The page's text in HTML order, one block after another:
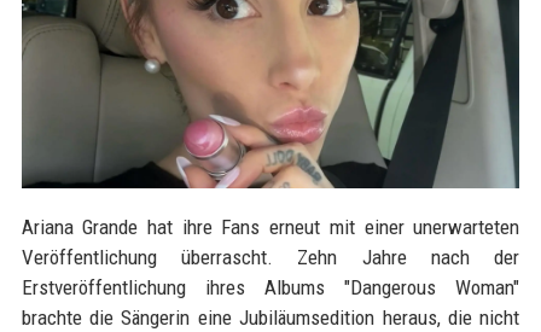
Ariana Grande hat ihre Fans erneut mit einer unerwarteten
Veröffentlichung überrascht. Zehn Jahre nach der
Erstveröffentlichung ihres Albums "Dangerous Woman"
brachte die Sängerin eine Jubiläumsedition heraus, die nicht